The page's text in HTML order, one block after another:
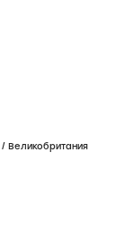
/ Великобритания